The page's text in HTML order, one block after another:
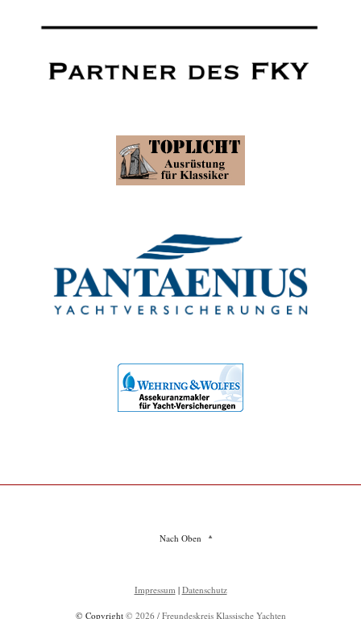
Nach Oben
Impressum | Datenschutz
© Copyright © 2026 / Freundeskreis Klassische Yachten